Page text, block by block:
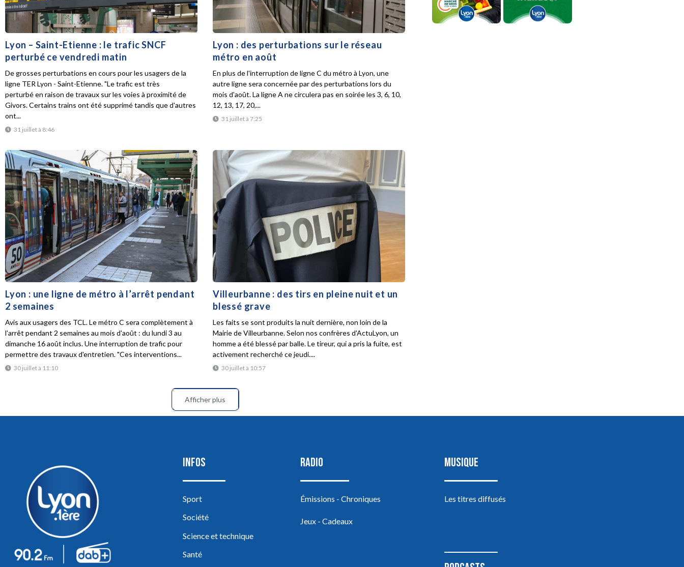
Lyon – Saint-Etienne : le trafic SNCF
perturbé ce vendredi matin
31 juillet à 8:46
De grosses perturbations en cours pour les usagers de la
ligne TER Lyon - Saint-Etienne. "Le trafic est très
perturbé en raison de travaux sur les voies à proximité de
Givors. Certains trains ont été supprimé tandis que d'autres
ont...
Lyon : des perturbations sur le réseau
métro en août
31 juillet à 7:25
En plus de l'interruption de ligne C du métro à Lyon, une
autre ligne sera concernée par des perturbations lors du
mois d'août. La ligne A ne circulera pas en soirée les 3, 6, 10,
12, 13, 17, 20,...
Lyon : une ligne de métro à l’arrêt pendant
2 semaines
30 juillet à 11:10
Avis aux usagers des TCL. Le métro C sera complètement à
l'arrêt pendant 2 semaines au mois d'août : du lundi 3 au
dimanche 16 août inclus. Une interruption de trafic pour
permettre des travaux d'entretien. "Ces interventions...
Villeurbanne : des tirs en pleine nuit et un
blessé grave
30 juillet à 10:57
Les faits se sont produits la nuit dernière, non loin de la
Mairie de Villeurbanne. Selon nos confrères d'ActuLyon, un
homme a été blessé par balle. Le tireur, qui a pris la fuite, est
activement recherché ce jeudi....
Afficher plus
INFOS
Sport
Société
Science et technique
Santé
RADIO
Émissions - Chroniques
Jeux - Cadeaux
MUSIQUE
Les titres diffusés